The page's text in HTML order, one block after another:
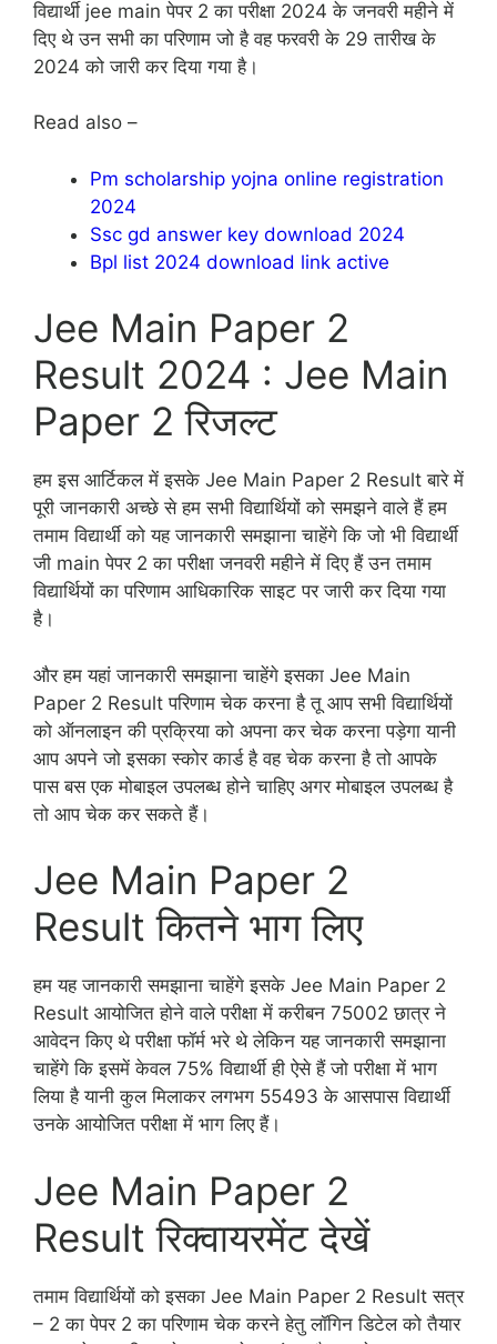
विद्यार्थी jee main पेपर 2 का परीक्षा 2024 के जनवरी महीने में
दिए थे उन सभी का परिणाम जो है वह फरवरी के 29 तारीख के
2024 को जारी कर दिया गया है।
Read also –
Pm scholarship yojna online registration
2024
Ssc gd answer key download 2024
Bpl list 2024 download link active
Jee Main Paper 2
Result 2024 : Jee Main
Paper 2 रिजल्ट
हम इस आर्टिकल में इसके Jee Main Paper 2 Result बारे में
पूरी जानकारी अच्छे से हम सभी विद्यार्थियों को समझने वाले हैं हम
तमाम विद्यार्थी को यह जानकारी समझाना चाहेंगे कि जो भी विद्यार्थी
जी main पेपर 2 का परीक्षा जनवरी महीने में दिए हैं उन तमाम
विद्यार्थियों का परिणाम आधिकारिक साइट पर जारी कर दिया गया
है।
और हम यहां जानकारी समझाना चाहेंगे इसका Jee Main
Paper 2 Result परिणाम चेक करना है तू आप सभी विद्यार्थियों
को ऑनलाइन की प्रक्रिया को अपना कर चेक करना पड़ेगा यानी
आप अपने जो इसका स्कोर कार्ड है वह चेक करना है तो आपके
पास बस एक मोबाइल उपलब्ध होने चाहिए अगर मोबाइल उपलब्ध है
तो आप चेक कर सकते हैं।
Jee Main Paper 2
Result कितने भाग लिए
हम यह जानकारी समझाना चाहेंगे इसके Jee Main Paper 2
Result आयोजित होने वाले परीक्षा में करीबन 75002 छात्र ने
आवेदन किए थे परीक्षा फॉर्म भरे थे लेकिन यह जानकारी समझाना
चाहेंगे कि इसमें केवल 75% विद्यार्थी ही ऐसे हैं जो परीक्षा में भाग
लिया है यानी कुल मिलाकर लगभग 55493 के आसपास विद्यार्थी
उनके आयोजित परीक्षा में भाग लिए हैं।
Jee Main Paper 2
Result रिक्वायरमेंट देखें
तमाम विद्यार्थियों को इसका Jee Main Paper 2 Result सत्र
– 2 का पेपर 2 का परिणाम चेक करने हेतु लॉगिन डिटेल को तैयार